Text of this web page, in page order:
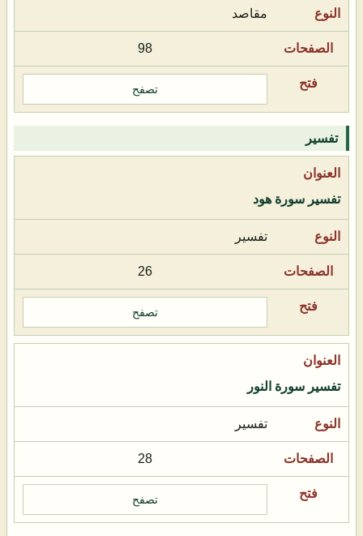
مقاصد
98
تصفح
تفسير
تفسير سورة هود
تفسير
26
تصفح
تفسير سورة النور
تفسير
28
تصفح